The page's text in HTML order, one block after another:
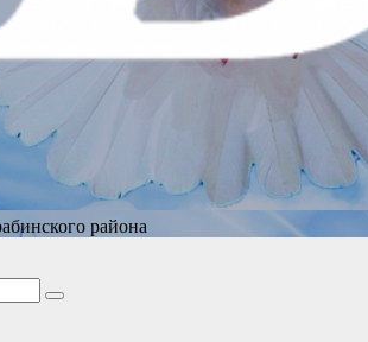
района